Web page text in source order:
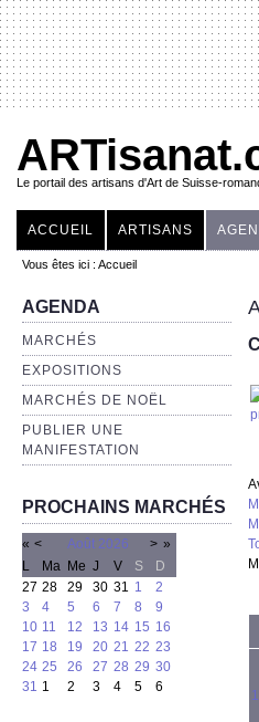
Le portail des artisans d'Art de Suisse-
ACCUEIL ARTISANS
Vous êtes ici : Accueil
AGENDA
MARCHÉS
EXPOSITIONS
MARCHÉS DE NOËL
PUBLIER UNE
MANIFESTATION
PROCHAINS MARCHÉS
« < Août 2026 > »
L
Ma Me J V S
D
27 28 29 30 31 1
2
3
4 5 6 7 8
9
10 11 12 13 14 15 16
17 18 19 20 21 22 23
24 25 26 27 28 29 30
31 1 2 3 4 5 6